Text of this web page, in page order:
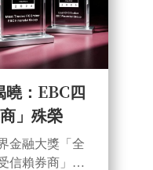
：EBC四
」殊榮
金融大獎「全
信賴券商」兩